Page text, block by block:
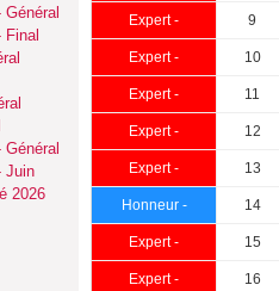
Général
Final
Général
Juin
2026
Expert - 9
Expert - 10
Expert - 11
Expert - 12
Expert - 13
Honneur - 14
Expert - 15
Expert - 16